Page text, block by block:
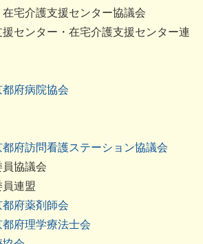
宅介護支援センター協議会
センター・在宅介護支援センター連
府病院協会
府訪問看護ステーション協議会
協議会
連盟
府薬剤師会
府理学療法士会